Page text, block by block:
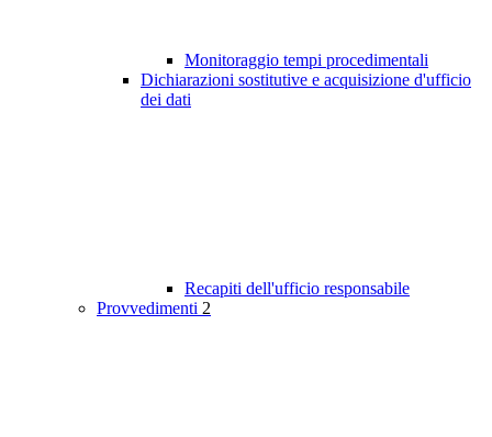
Monitoraggio tempi procedimentali
Dichiarazioni sostitutive e acquisizione d'ufficio
dei dati
Recapiti dell'ufficio responsabile
Provvedimenti 2